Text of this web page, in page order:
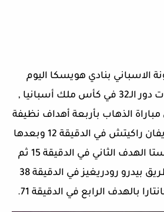
الاسباني بنادي هويسكا اليوم
الثلاثاء ضمن مباريات دور الـ32 في كأس ملك أسبانيا ,
الذهاب بأربعة أهداف نظيفة
سجل الهدف الأول ايفان راكيتش في الدقيقة 12 وبعدها
أضاف آندريس إنييستا الهدف الثاني في الدقيقة 15 ثم
الهدف الثالث عن طريق بيدرو رودريغيز في الدقيقة 38
بالهدف الرابع في الدقيقة 71.